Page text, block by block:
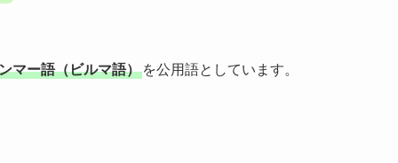
マー語（ビルマ語） を公用語としています。